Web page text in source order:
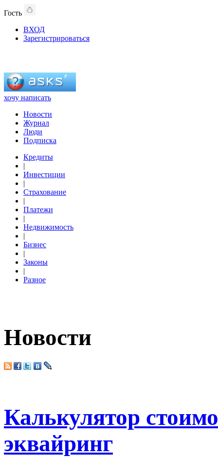
Гость
ВХОД
Зарегистрироваться
хочу написать
Новости
Журнал
Люди
Подписка
Кредиты
|
Инвестиции
|
Страхование
|
Платежи
|
Недвижимость
|
Бизнес
|
Законы
|
Разное
Новости
Калькулятор
эквайринг